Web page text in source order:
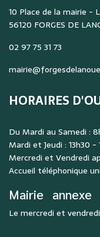
10 Place de la mairie -
56120 FORGES DE
02 97 75 31 73
HORAIRES
Du Mardi au Samedi :
Mardi et Jeudi : 13h30 -
Mercredi et Vendredi
Accueil téléphonique
Mairie annexe
Le mercredi et